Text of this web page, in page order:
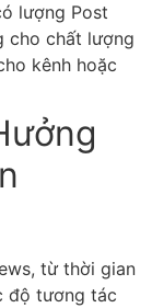
lượng Post
cho chất lượng
kênh hoặc
từ thời gian
độ tương tác